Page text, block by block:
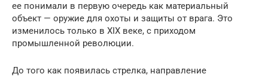
ее понимали в первую очередь как материальный
объект — оружие для охоты и защиты от врага. Это
изменилось только в XIX веке, с приходом
промышленной революции.
До того как появилась стрелка, направление